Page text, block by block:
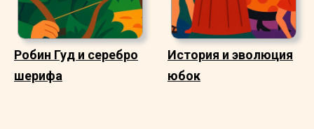
Робин Гуд и серебро
шерифа
История и эволюция
юбок